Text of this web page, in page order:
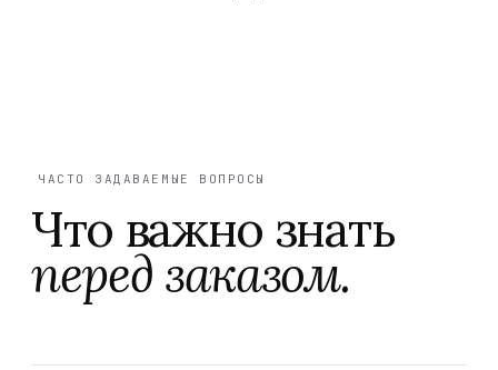
ЧАСТО ЗАДАВАЕМЫЕ ВОПРОСЫ
Что важно знать
перед заказом.